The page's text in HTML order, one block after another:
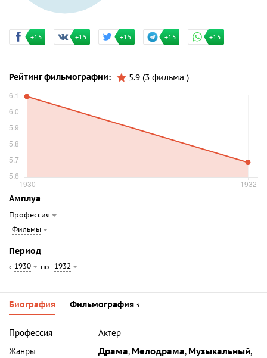
+15 +15 +15 +15 +15
Рейтинг фильмографии: 5.9 (3 фильма )
Амплуа
Профессия
Фильмы
Период
с 1930 по 1932
Биография Фильмография 3
Профессия
Актер
Жанры
Драма, Мелодрама, Музыкальный,